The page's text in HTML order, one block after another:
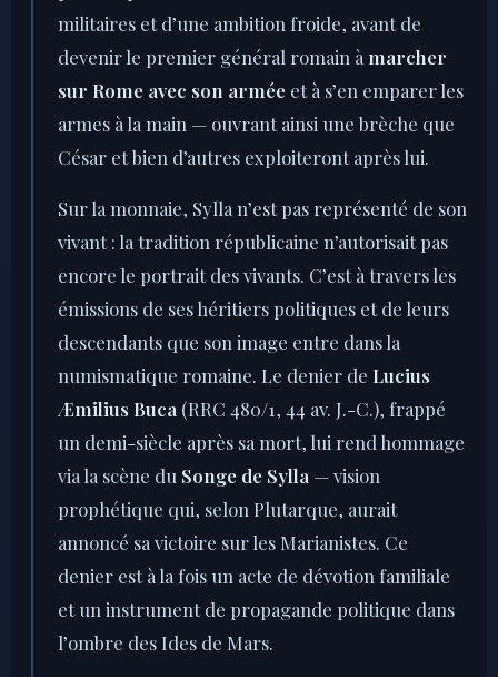
militaires et d’une ambition froide, avant de
devenir le premier général romain à marcher
sur Rome avec son armée et à s’en emparer les
armes à la main — ouvrant ainsi une brèche que
César et bien d’autres exploiteront après lui.
Sur la monnaie, Sylla n’est pas représenté de son
vivant : la tradition républicaine n’autorisait pas
encore le portrait des vivants. C’est à travers les
émissions de ses héritiers politiques et de leurs
descendants que son image entre dans la
numismatique romaine. Le denier de Lucius
Æmilius Buca (RRC 480/1, 44 av. J.-C.), frappé
un demi-siècle après sa mort, lui rend hommage
via la scène du Songe de Sylla — vision
prophétique qui, selon Plutarque, aurait
annoncé sa victoire sur les Marianistes. Ce
denier est à la fois un acte de dévotion familiale
et un instrument de propagande politique dans
l’ombre des Ides de Mars.